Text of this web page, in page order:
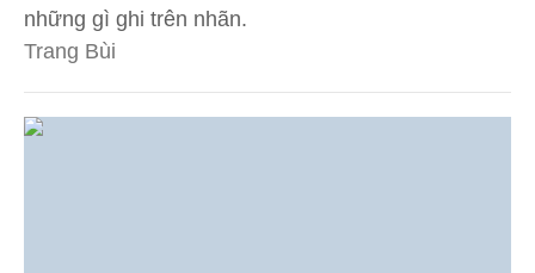
những gì ghi trên nhãn.
Trang Bùi